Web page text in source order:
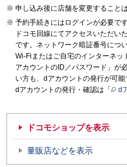
申し込み後に店舗を変更すること
予約手続きにはログインが必要です
ドコモ回線にてアクセスいただい
です。ネットワーク暗証番号につ
Wi-Fiまたはご自宅のインターネッ
アカウントのID／パスワード」が
い方も、dアカウントの発行が可能
dアカウントの発行・確認は「
d
ドコモショップを表示
量販店などを表示